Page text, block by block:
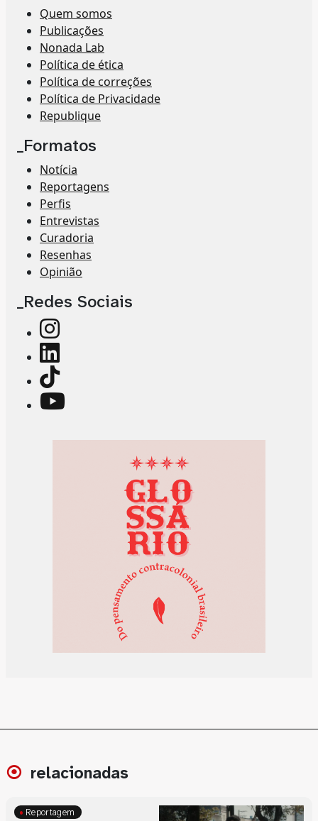
Quem somos
Publicações
Nonada Lab
Política de ética
Política de correções
Política de Privacidade
Republique
_Formatos
Notícia
Reportagens
Perfis
Entrevistas
Curadoria
Resenhas
Opinião
_Redes Sociais
relacionadas
Reportagem